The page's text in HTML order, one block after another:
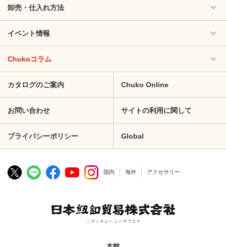
卸売・仕入れ方法
イベント情報
Chukoコラム
カタログのご案内 Chuko Online
お問い合わせ サイトの利用に関して
プライバシーポリシー Global
国内 海外 アクセサリー